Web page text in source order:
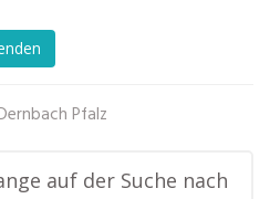
Pfalz
auf der Suche nach